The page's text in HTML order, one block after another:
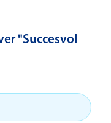
"Succesvol